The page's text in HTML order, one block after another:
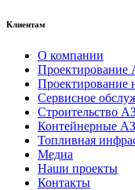
Клиентам
О компании
Проектирование
Проектирование
Сервисное
Строительство
Контейнерные
Топливная
Медиа
Наши проекты
Контакты